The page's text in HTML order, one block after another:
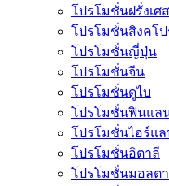
โปรโมชั่นฝรั่งเศส
โปรโมชั่นสิงคโป
โปรโมชั่นญี่ปุ่น
โปรโมชั่นจีน
โปรโมชั่นดูไบ
โปรโมชั่นฟินแล
โปรโมชั่นไอร์แ
โปรโมชั่นอิตาลี
โปรโมชั่นมอลตา